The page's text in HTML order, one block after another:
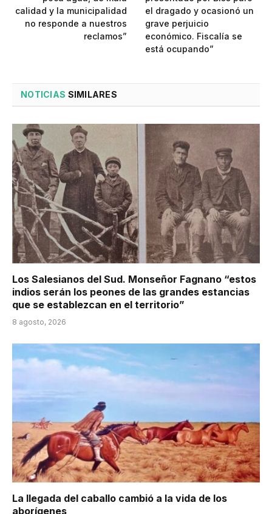
calidad y la municipalidad
no responde a nuestros
reclamos”
el dragado y ocasionó un
grave perjuicio
económico. Fiscalía se
está ocupando”
NOTICIAS SIMILARES
Los Salesianos del Sud. Monseñor Fagnano “estos
indios serán los peones de las grandes estancias
que se establezcan en el territorio”
8 agosto, 2026
La llegada del caballo cambió a la vida de los
aborígenes